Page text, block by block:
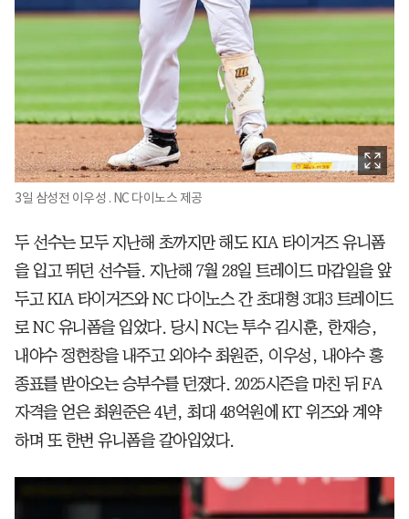
3일 삼성전 이우성 . NC 다이노스 제공
두 선수는 모두 지난해 초까지만 해도 KIA 타이거즈 유니폼
을 입고 뛰던 선수들. 지난해 7월 28일 트레이드 마감일을 앞
두고 KIA 타이거즈와 NC 다이노스 간 초대형 3대3 트레이드
로 NC 유니폼을 입었다. 당시 NC는 투수 김시훈, 한재승,
내야수 정현창을 내주고 외야수 최원준, 이우성, 내야수 홍
종표를 받아오는 승부수를 던졌다. 2025시즌을 마친 뒤 FA
자격을 얻은 최원준은 4년, 최대 48억원에 KT 위즈와 계약
하며 또 한번 유니폼을 갈아입었다.